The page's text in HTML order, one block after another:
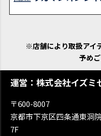
※店舗により取扱アイ
予めご
運営：株式会社イズミ
〒600-8007
京都市下京区四条通東洞
7F